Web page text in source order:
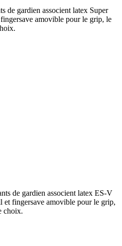
de gardien associent latex Super
amovible pour le grip, le
de gardien associent latex ES-V
fingersave amovible pour le grip,
choix.